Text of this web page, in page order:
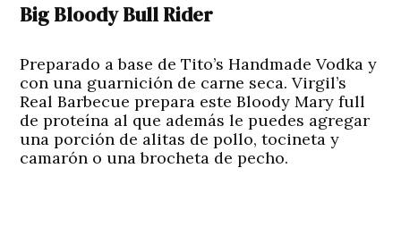
Big Bloody Bull Rider
Preparado a base de Tito’s Handmade Vodka y
con una guarnición de carne seca. Virgil’s
Real Barbecue prepara este Bloody Mary full
de proteína al que además le puedes agregar
una porción de alitas de pollo, tocineta y
camarón o una brocheta de pecho.